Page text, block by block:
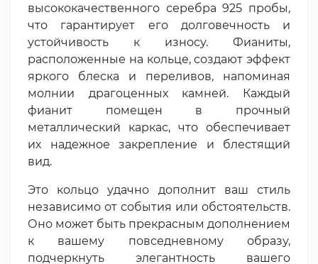
высококачественного серебра 925 пробы,
что гарантирует его долговечность и
устойчивость к износу. Фианиты,
расположенные на кольце, создают эффект
яркого блеска и переливов, напоминая
молнии драгоценных камней. Каждый
фианит помещен в прочный
металлический каркас, что обеспечивает
их надежное закрепление и блестящий
вид.
Это кольцо удачно дополнит ваш стиль
независимо от события или обстоятельств.
Оно может быть прекрасным дополнением
к вашему повседневному образу,
подчеркнуть элегантность вашего